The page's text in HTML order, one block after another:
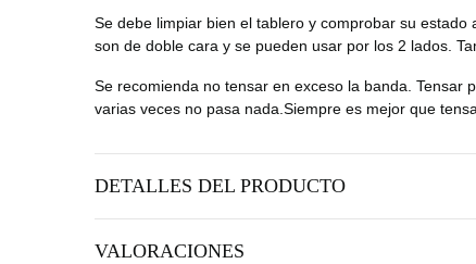
Se debe limpiar bien el tablero y comprobar su
son de doble cara y se pueden usar por los 2 lados.
Se recomienda no tensar en exceso la banda.
varias veces no pasa nada.Siempre es mejor que
DETALLES DEL PRODUCTO
VALORACIONES